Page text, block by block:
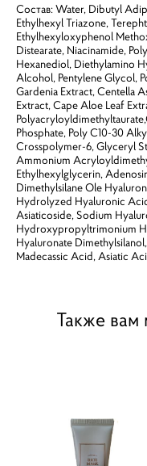
Состав: Water, Dibutyl
Ethylhexyl Triazone,
Ethylhexyloxyphenol
Distearate, Niacinamide,
Hexanediol, Diethylamino
Alcohol, Pentylene Glycol,
Gardenia Extract, Centella
Extract, Cape Aloe Leaf
Phosphate, Poly C10-30
Crosspolymer-6, Glyceryl
Ammonium
Ethylhexylglycerin,
Dimethylsilane Ole
Hydrolyzed Hyaluronic
Asiaticoside, Sodium
Hydroxypropyltrimonium
Hyaluronate
Madecassic Acid, Asiatic
Также вам